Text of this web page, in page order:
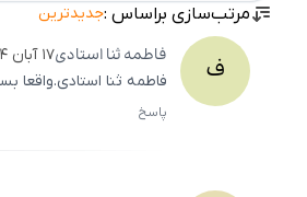
مرتب‌سازی براساس :جدیدترین
ف فاطمه ثنااستادی۱۷ آبان ۱۴۰۴
فاطمه ثنا استادی.واقعا
پاسخ